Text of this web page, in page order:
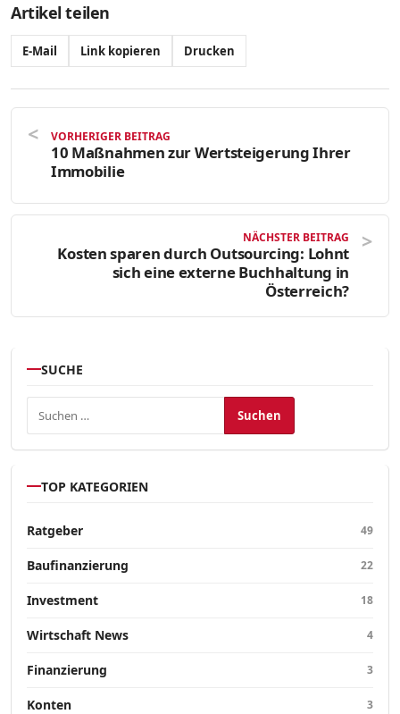
Artikel teilen
E-Mail Link kopieren Drucken
VORHERIGER BEITRAG
10 Maßnahmen zur Wertsteigerung Ihrer
Immobilie
NÄCHSTER BEITRAG
Kosten sparen durch Outsourcing: Lohnt
sich eine externe Buchhaltung in
Österreich?
SUCHE
TOP KATEGORIEN
Ratgeber 49
Baufinanzierung 22
Investment 18
Wirtschaft News 4
Finanzierung 3
Konten 3